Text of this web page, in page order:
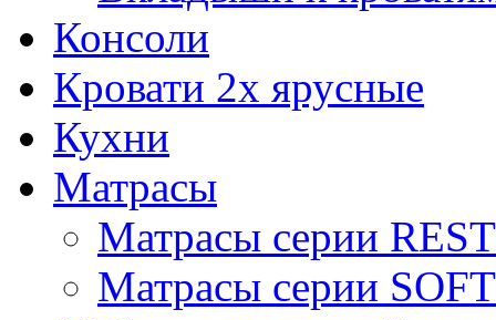
Консоли
Кровати 2х ярусные
Кухни
Матрасы
Матрасы серии REST
Матрасы серии SOFT